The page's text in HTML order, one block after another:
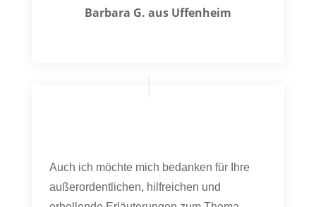
Barbara G. aus Uffenheim
Auch ich möchte mich bedanken für Ihre
außerordentlichen, hilfreichen und